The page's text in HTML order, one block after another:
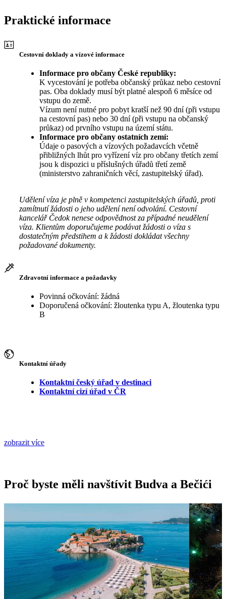
Praktické informace
Cestovní doklady a vízové informace
Informace pro občany České republiky:
K vycestování je potřeba občanský průkaz nebo cestovní
pas. Oba doklady musí být platné alespoň 6 měsíce od
vstupu do země.
Vízum není nutné pro pobyt kratší než 90 dní (při vstupu
na cestovní pas) nebo 30 dní (při vstupu na občanský
průkaz) od prvního vstupu na území státu.
Informace pro občany ostatních zemí:
Údaje o pasových a vízových požadavcích včetně
přibližných lhůt pro vyřízení víz pro občany třetích zemí
jsou k dispozici u příslušných úřadů třetí země
(ministerstvo zahraničních věcí, zastupitelský úřad).
Udělení víza je plně v kompetenci zastupitelských úřadů, proti
zamítnutí žádosti o jeho udělení není odvolání. Cestovní
kancelář Čedok nenese odpovědnost za případné neudělení
víza. Klientům doporučujeme podávat žádosti o víza s
dostatečným předstihem a k žádosti dokládat všechny
požadované dokumenty.
Zdravotní informace a požadavky
Povinná očkování: žádná
Doporučená očkování: žloutenka typu A, žloutenka typu
B
Kontaktní úřady
Kontaktní český úřad v destinaci
Kontaktní cizí úřad v ČR
zobrazit více
Proč byste měli navštívit Budva a Bečići